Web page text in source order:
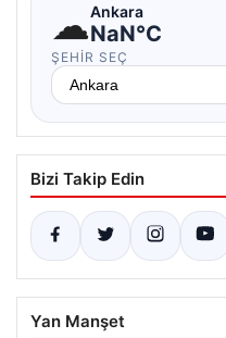
☁Ankara
NaN°C
ŞEHIR SEÇ
Bizi Takip Edin
Yan Manşet